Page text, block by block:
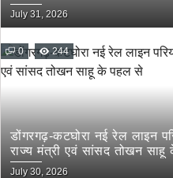
July 31, 2026
0 244
डोंगरगढ़-कटघोरा नई रेल लाइन
राज्य मंत्री एवं सांसद तोखन
July 30, 2026